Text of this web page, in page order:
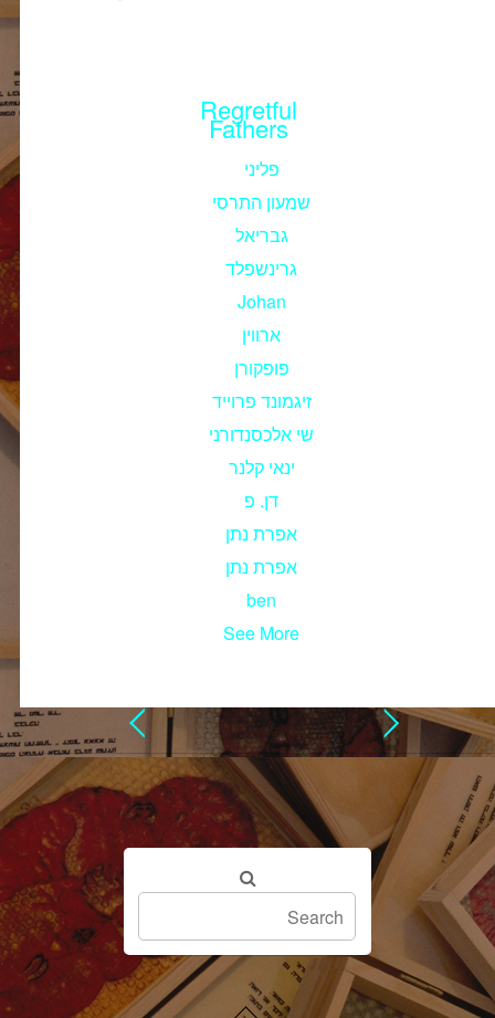
Regretful
Fathers
פליני
שמעון התרסי
גבריאל
גרינשפלד
Johan
ארווין
פופקורן
זיגמונד פרוייד
שי אלכסנדורני
ינאי קלנר
דן. פ
אפרת נתן
אפרת נתן
ben
See More